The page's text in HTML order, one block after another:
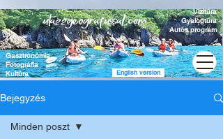
Gasztronómia
Fotográfia
Kultúra
English version
Vízitúra
Gyalogtúra
Autós program
Bejegyzés
Minden poszt